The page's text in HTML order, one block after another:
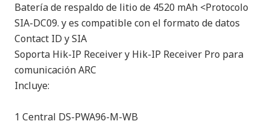
Batería de respaldo de litio de 4520 mAh <Protocolo
SIA-DC09. y es compatible con el formato de datos
Contact ID y SIA
Soporta Hik-IP Receiver y Hik-IP Receiver Pro para
comunicación ARC
Incluye:
1 Central DS-PWA96-M-WB